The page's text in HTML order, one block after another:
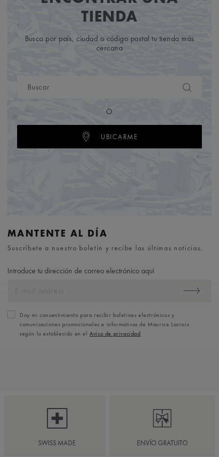
TIENDA
Busca por país, ciudad o código postal tu tienda más
cercana
O
UBICARME
MANTENTE AL DÍA
Suscríbete a nuestro boletín y recibe las últimas noticias.
Introduce tu dirección de correo electrónico aquí
Doy mi consentimiento para recibir boletines electrónicos y
comunicaciones promocionales e informativas de Maurice Lacroix
según lo establecido en elAviso de privacidad
SWISS MADE ENVÍO GRATUITO